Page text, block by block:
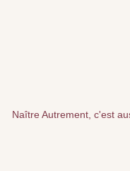
Naître Autrement, c'est